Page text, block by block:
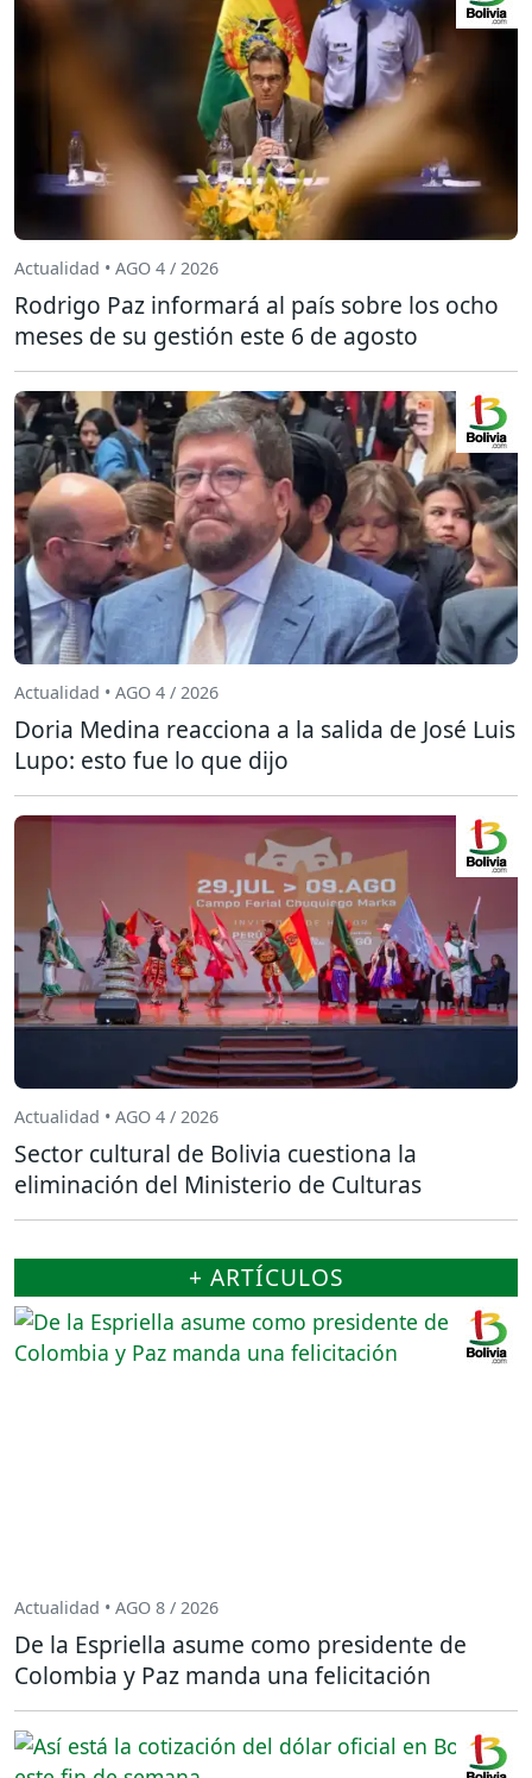
Actualidad • AGO 4 / 2026
Rodrigo Paz informará al país sobre los ocho
meses de su gestión este 6 de agosto
Actualidad • AGO 4 / 2026
Doria Medina reacciona a la salida de José Luis
Lupo: esto fue lo que dijo
Actualidad • AGO 4 / 2026
Sector cultural de Bolivia cuestiona la
eliminación del Ministerio de Culturas
+ ARTÍCULOS
Actualidad • AGO 8 / 2026
De la Espriella asume como presidente de
Colombia y Paz manda una felicitación